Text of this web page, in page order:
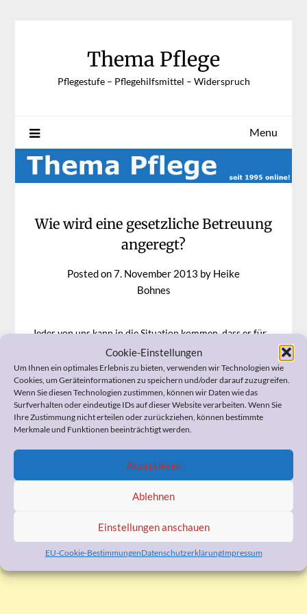
Cookie-Einstellungen
Um Ihnen ein optimales Erlebnis zu bieten, verwenden wir Technologien wie
Cookies, um Geräteinformationen zu speichern und/oder darauf zuzugreifen.
Wenn Sie diesen Technologien zustimmen, können wir Daten wie das
Surfverhalten oder eindeutige IDs auf dieser Website verarbeiten. Wenn Sie
Ihre Zustimmung nicht erteilen oder zurückziehen, können bestimmte
Merkmale und Funktionen beeinträchtigt werden.
Akzeptieren
Ablehnen
Einstellungen anschauen
EU-Cookie-BestimmungenDatenschutzerklärungImpressum
Thema Pflege
Pflegestufe – Pflegehilfsmittel – Widerspruch
Menu
Wie wird eine gesetzliche Betreuung
angeregt?
Posted on7. November 2013 by Heike
Bohnes
Jeder von uns kann in die Situation kommen, dass er für
einen Angehörigen, sich selbst oder vielleicht auch einen
Nachbarn eine gesetzliche Betreuung beim Gericht
anregen muss. Unter dem nachfolgenden Link erfahren
Sie, wie Sie dabei am besten vorgehen:Ratgeber
Betreuung